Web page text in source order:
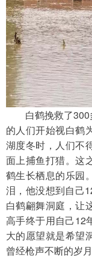
白鹤挽救了300
的人们开始视白鹤
湖度冬时，人们不
面上捕鱼打猎。这
鹤生长栖息的乐园
泪，他没想到自己
白鹤翩舞洞庭，让
高手终于用自己12
大的愿望就是希望
曾经枪声不断的岁